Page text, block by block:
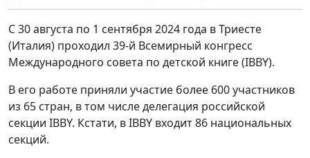
С 30 августа по 1 сентября 2024 года в Триесте
(Италия) проходил 39-й Всемирный конгресс
Международного совета по детской книге (IBBY).
В его работе приняли участие более 600 участников
из 65 стран, в том числе делегация российской
секции IBBY. Кстати, в IBBY входит 86 национальных
секций.